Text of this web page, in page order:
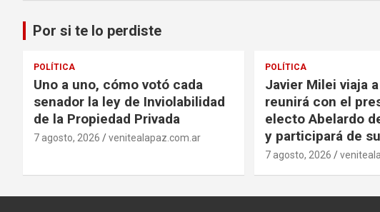
Por si te lo perdiste
POLÍTICA
Uno a uno, cómo votó cada
senador la ley de Inviolabilidad
de la Propiedad Privada
7 agosto, 2026 venitealapaz.com.ar
POLÍTICA
Javier Milei viaja
reunirá con el
electo Abelardo
y participará de
7 agosto, 2026